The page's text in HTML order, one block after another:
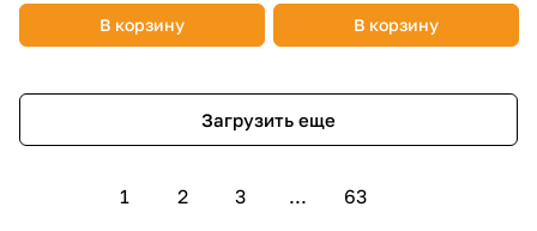
В корзину В корзину
Загрузить еще
1 2 3 ... 63